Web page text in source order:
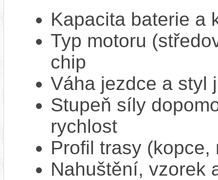
Kapacita baterie a
Typ motoru
chip
Váha jezdce a styl
Stupeň síly
rychlost
Profil trasy
Nahuštění, vzorek